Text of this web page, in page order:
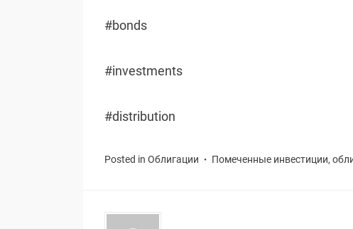
#bonds
#investments
#distribution
Posted in Облигации Помеченные инвестиции,